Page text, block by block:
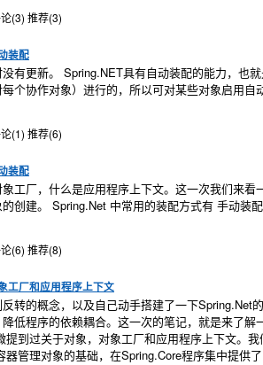
(3) 推荐(3)
装配
有更新。 Spring.NET具有自动装配的能力，也
个协作对象）进行的，所以可对某些对象启用
(1) 推荐(6)
装配
工厂，什么是应用程序上下文。这一次我们来
创建。 Spring.Net 中常用的装配方式有 手动装
(6) 推荐(8)
工厂和应用程序上下文
转的概念，以及自己动手搭建了一下
低程序的依赖耦合。这一次的笔记，就是来了
到过关于对象，对象工厂和应用程序上下文。
管理对象的基础，在Spring.Core程序集中提供